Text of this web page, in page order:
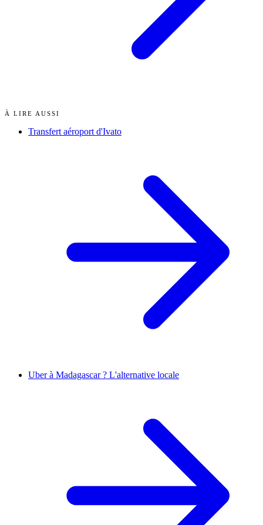
À LIRE AUSSI
Transfert aéroport d'Ivato
Uber à Madagascar ? L'alternative locale